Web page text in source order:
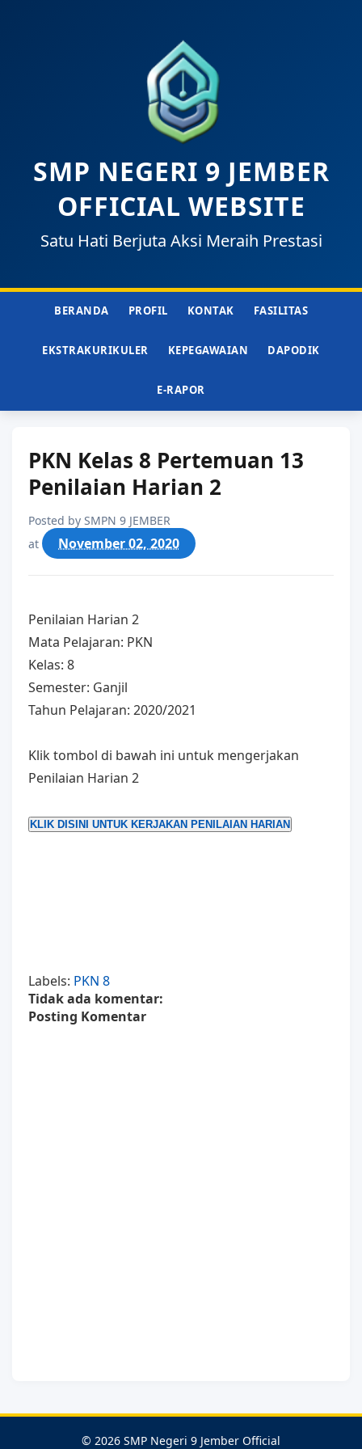
SMP NEGERI 9 JEMBER
OFFICIAL WEBSITE
Satu Hati Berjuta Aksi Meraih Prestasi
BERANDA PROFIL KONTAK FASILITAS
EKSTRAKURIKULER KEPEGAWAIAN DAPODIK
E-RAPOR
PKN Kelas 8 Pertemuan 13
Penilaian Harian 2
Penilaian Harian 2
Mata Pelajaran: PKN
Kelas: 8
Semester: Ganjil
Tahun Pelajaran: 2020/2021
Klik tombol di bawah ini untuk mengerjakan
Penilaian Harian 2
KLIK DISINI UNTUK KERJAKAN PENILAIAN HARIAN
Posted by SMPN 9 JEMBER
at
November 02, 2020
Labels: PKN 8
Tidak ada komentar:
Posting Komentar
© 2026 SMP Negeri 9 Jember Official